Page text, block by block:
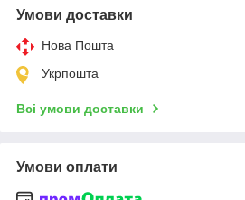
Умови доставки
Нова Пошта
Укрпошта
Всі умови доставки
Умови оплати